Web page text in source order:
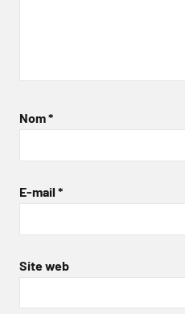
Nom*
E-mail *
Site web